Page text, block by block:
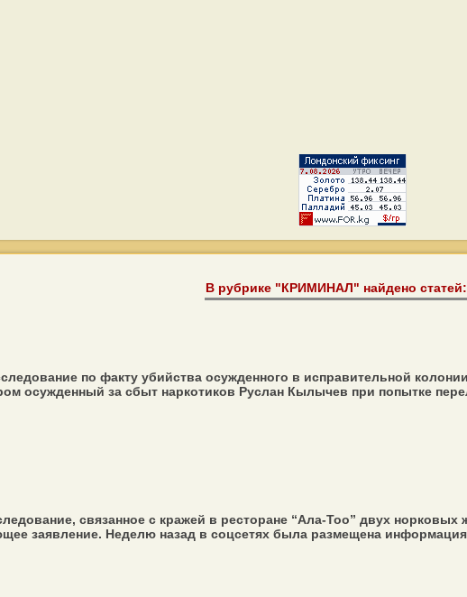
В рубрике "КРИМИНАЛ" найдено статей:
по факту убийства осужденного в исправительной
осужденный за сбыт наркотиков Руслан Кылычев при попытке
связанное с кражей в ресторане “Ала-Тоо” двух
заявление. Неделю назад в соцсетях была размещена